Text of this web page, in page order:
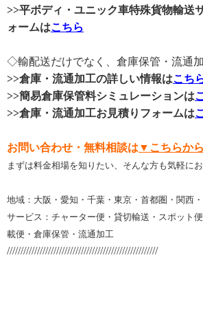
>>平ボディ・ユニック車特殊貨物輸送
ォームはこちら
◇輸配送だけでなく、倉庫保管・流通
>>倉庫・流通加工の詳しい情報はこち
>>簡易倉庫保管料シミュレーションは
>>倉庫・流通加工お見積りフォームは
お問い合わせ・無料相談は ▼こちらか
まずは料金相場を知りたい、そんな方も気軽に
地域：大阪・愛知・千葉・東京・首都圏・関西
サービス：チャーター便・貸切輸送・スポット
載便・倉庫保管・流通加工
///////////////////////////////////////////////////////